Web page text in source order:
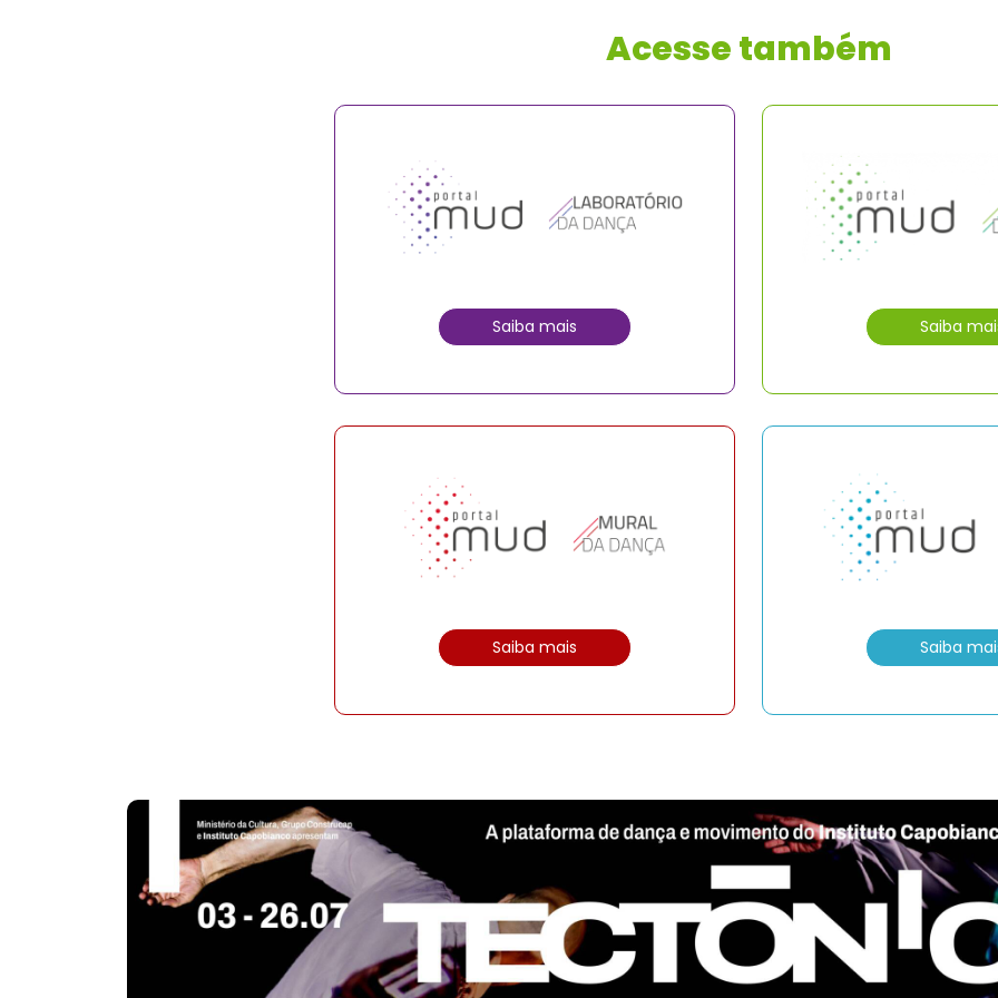
Acesse também
Saiba mais Saiba
Saiba mais Saiba